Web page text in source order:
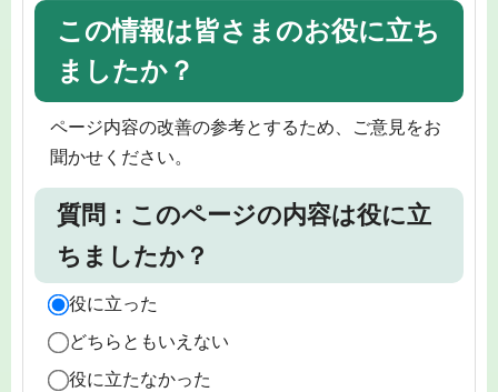
この情報は皆さまのお役に立ち
ましたか？
ページ内容の改善の参考とするため、ご意見をお
聞かせください。
質問：このページの内容は役に立
ちましたか？
役に立った
どちらともいえない
役に立たなかった